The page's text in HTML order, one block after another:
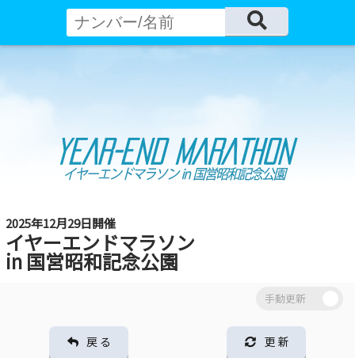
2025年12月29日開催
イヤーエンドマラソン
in 国営昭和記念公園
戻 る 更 新